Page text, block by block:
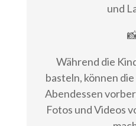
und
Während die
basteln, können
Abendessen
Fotos und Videos